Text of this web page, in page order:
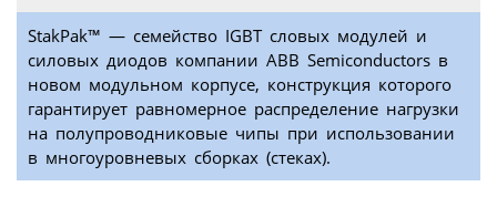
StakPak™ — семейство IGBT словых модулей и
силовых диодов компании АВВ Semiconductors в
новом модульном корпусе, конструкция которого
гарантирует равномерное распределение нагрузки
на полупроводниковые чипы при использовании
в многоуровневых сборках (стеках).